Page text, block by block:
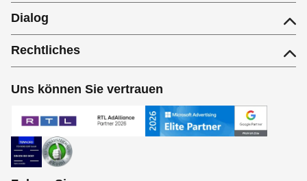
Dialog
Rechtliches
Uns können Sie vertrauen